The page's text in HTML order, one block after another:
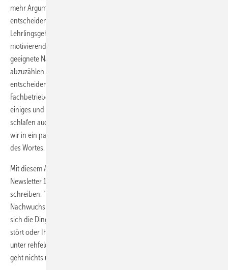
mehr Argumente in die Hand bekommen, damit sie sich "für uns"
entscheiden. Dazu zählen u. a. auch ein im Vergleich höheres
Lehrlingsgehalt (ja, es klingt hart), die gute Zukunftsperspektive,
motivierende Kleinigkeiten wie z.B. Handy etc. Der für unseren Beruf
geeignete Nachwuchs ist übertrieben gesagt fast an einer Hand
abzuzählen. Und wenn die sich dann für einen anderen Beruf
entscheiden, machen wir was falsch. Daher, liebe Industrie, liebe
Fachbetriebe und liebe Verbände: Fangen wir an! N.I.K.K.I. verspricht
einiges und wir von der KK machen da mit. Aber "die anderen"
schlafen auch nicht. Also Arsch huh, Zäng ussenander. Sonst sehen
wir in ein paar Jahren ziemlich alt aus. Und das im wahrsten Sinne
des Wortes.
Mit diesem Appell heißen wir Sie herzlich willkommen zu unserem KK-
Newsletter 11-2017 vom 3. August 2017. Am liebsten würde ich
schreiben: "Lesen Sie ihn nicht, sondern setzen Sie die Zeit in den
Nachwuchs". Scrollen Sie ihn trotzdem in Ruhe runter und schauen Sie
sich die Dinge an, die für Sie interessant sind. Und wenn Sie etwas
stört oder Ihnen etwas nicht gefällt, melden Sie sich direkt bei mir
unter rehfeld
geht nichts über den offenen und direkten Kontakt.